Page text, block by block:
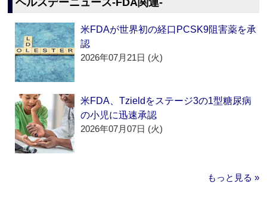
ヘルスデーニュース‐FDA関連‐
米FDAが世界初の経口PCSK9阻害薬を承
認
2026年07月21日 (火)
米FDA、Tzieldをステージ3の1型糖尿病
の小児に迅速承認
2026年07月07日 (火)
もっと見る »